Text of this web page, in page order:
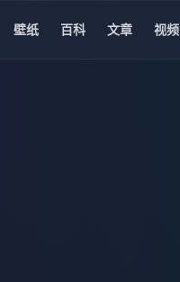
壁纸 百科 文章 视频